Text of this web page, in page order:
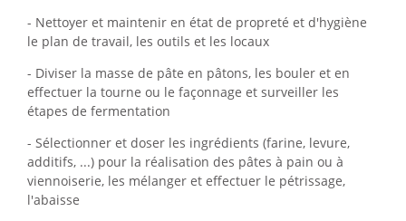
- Nettoyer et maintenir en état de propreté et d'hygiène
le plan de travail, les outils et les locaux
- Diviser la masse de pâte en pâtons, les bouler et en
effectuer la tourne ou le façonnage et surveiller les
étapes de fermentation
- Sélectionner et doser les ingrédients (farine, levure,
additifs, ...) pour la réalisation des pâtes à pain ou à
viennoiserie, les mélanger et effectuer le pétrissage,
l'abaisse